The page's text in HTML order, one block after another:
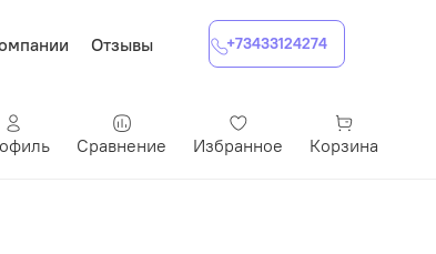
Отзывы +73433124274
Сравнение Избранное Корзина